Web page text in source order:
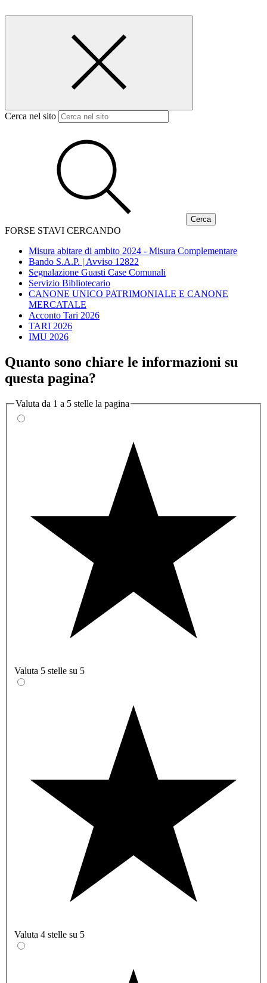
Cerca nel sito
FORSE STAVI CERCANDO
Misura abitare di ambito 2024 - Misura Complementare
Bando S.A.P. | Avviso 12822
Segnalazione Guasti Case Comunali
Servizio Bibliotecario
CANONE UNICO PATRIMONIALE E CANONE
MERCATALE
Acconto Tari 2026
TARI 2026
IMU 2026
Quanto sono chiare le informazioni su
questa pagina?
Valuta da 1 a 5 stelle la pagina
Valuta 5 stelle su 5
Valuta 4 stelle su 5